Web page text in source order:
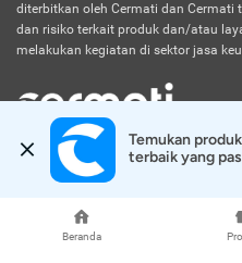
Beranda
diterbitkan oleh Cermati dan
dan risiko terkait produk dan/atau
melakukan kegiatan di sektor jasa
© 2026 Cermati. All Rights Reserved.
Temukan
terbaik yang